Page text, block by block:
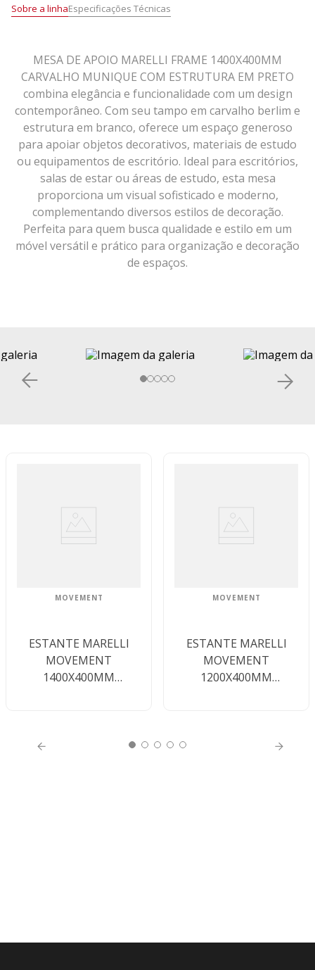
Sobre a linhaEspecificações Técnicas
MESA DE APOIO MARELLI FRAME 1400X400MM
CARVALHO MUNIQUE COM ESTRUTURA EM PRETO
combina elegância e funcionalidade com um design
contemporâneo. Com seu tampo em carvalho berlim e
estrutura em branco, oferece um espaço generoso
para apoiar objetos decorativos, materiais de estudo
ou equipamentos de escritório. Ideal para escritórios,
salas de estar ou áreas de estudo, esta mesa
proporciona um visual sofisticado e moderno,
complementando diversos estilos de decoração.
Perfeita para quem busca qualidade e estilo em um
móvel versátil e prático para organização e decoração
de espaços.
MOVEMENT
ESTANTE MARELLI
MOVEMENT
1400X400MM
MOVEMENT
ESTANTE MARELLI
MOVEMENT
1200X400MM